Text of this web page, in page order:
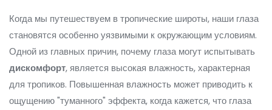
Когда мы путешествуем в тропические широты, наши глаза
становятся особенно уязвимыми к окружающим условиям.
Одной из главных причин, почему глаза могут испытывать
дискомфорт, является высокая влажность, характерная
для тропиков. Повышенная влажность может приводить к
ощущению "туманного" эффекта, когда кажется, что глаза